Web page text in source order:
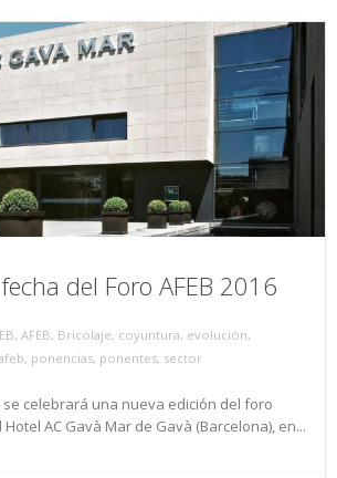
del Foro AFEB 2016
, AFEB, Bricolaje, coyuntura, evolución,
, ponencias, ponentes, sector
se celebrará una nueva edición del foro
Hotel AC Gavà Mar de Gavà (Barcelona), en...